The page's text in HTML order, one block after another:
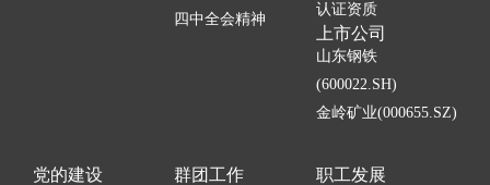
四中全会精神
认证资质
上市公司
山东钢铁
(600022.SH)
金岭矿业(000655.SZ)
党的建设 群团工作 职工发展